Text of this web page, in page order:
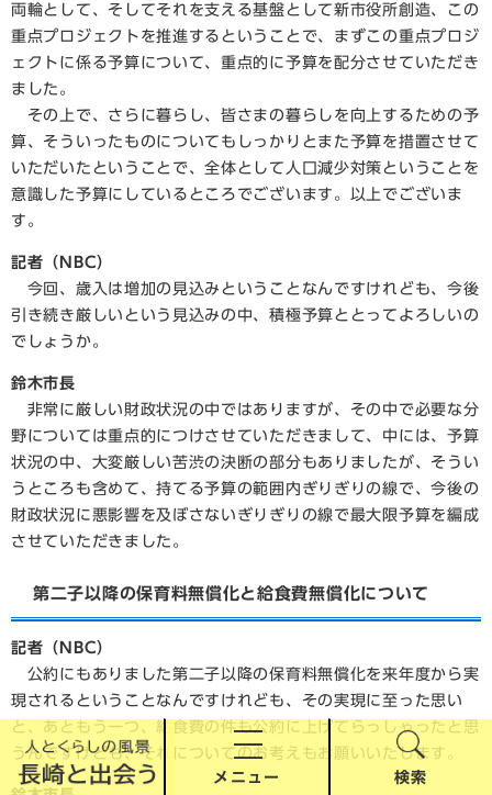
メニュー 検索
両輪として、そしてそれを支える基盤として新市役所創造、この
重点プロジェクトを推進するということで、まずこの重点プロジ
ェクトに係る予算について、重点的に予算を配分させていただき
ました。
その上で、さらに暮らし、皆さまの暮らしを向上するための予
算、そういったものについてもしっかりとまた予算を措置させて
いただいたということで、全体として人口減少対策ということを
意識した予算にしているところでございます。以上でございま
す。
記者（NBC）
今回、歳入は増加の見込みということなんですけれども、今後
引き続き厳しいという見込みの中、積極予算ととってよろしいの
でしょうか。
鈴木市長
非常に厳しい財政状況の中ではありますが、その中で必要な分
野については重点的につけさせていただきまして、中には、予算
状況の中、大変厳しい苦渋の決断の部分もありましたが、そうい
うところも含めて、持てる予算の範囲内ぎりぎりの線で、今後の
財政状況に悪影響を及ぼさないぎりぎりの線で最大限予算を編成
させていただきました。
第二子以降の保育料無償化と給食費無償化について
記者（NBC）
公約にもありました第二子以降の保育料無償化を来年度から実
現されるということなんですけれども、その実現に至った思い
と、あともう一つ、給食費の件も公約に上げてらっしゃったと思
うんですけども、それについてのお考えもお願いいたします。